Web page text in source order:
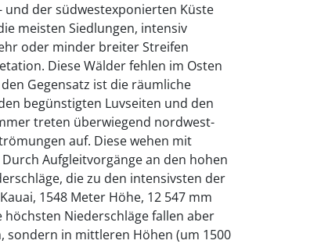
und der südwestexponierten Küste
meisten Siedlungen, intensiv
oder minder breiter Streifen
Diese Wälder fehlen im Osten
Gegensatz ist die räumliche
begünstigten Luvseiten und den
treten überwiegend nordwest-
auf. Diese wehen mit
Aufgleitvorgänge an den hohen
die zu den intensivsten der
1548 Meter Höhe, 12 547 mm
Niederschläge fallen aber
sondern in mittleren Höhen (um 1500